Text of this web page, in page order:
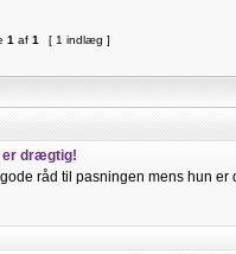
1 af 1 [ 1 indlæg ]
er drægtig!
råd til pasningen mens hun